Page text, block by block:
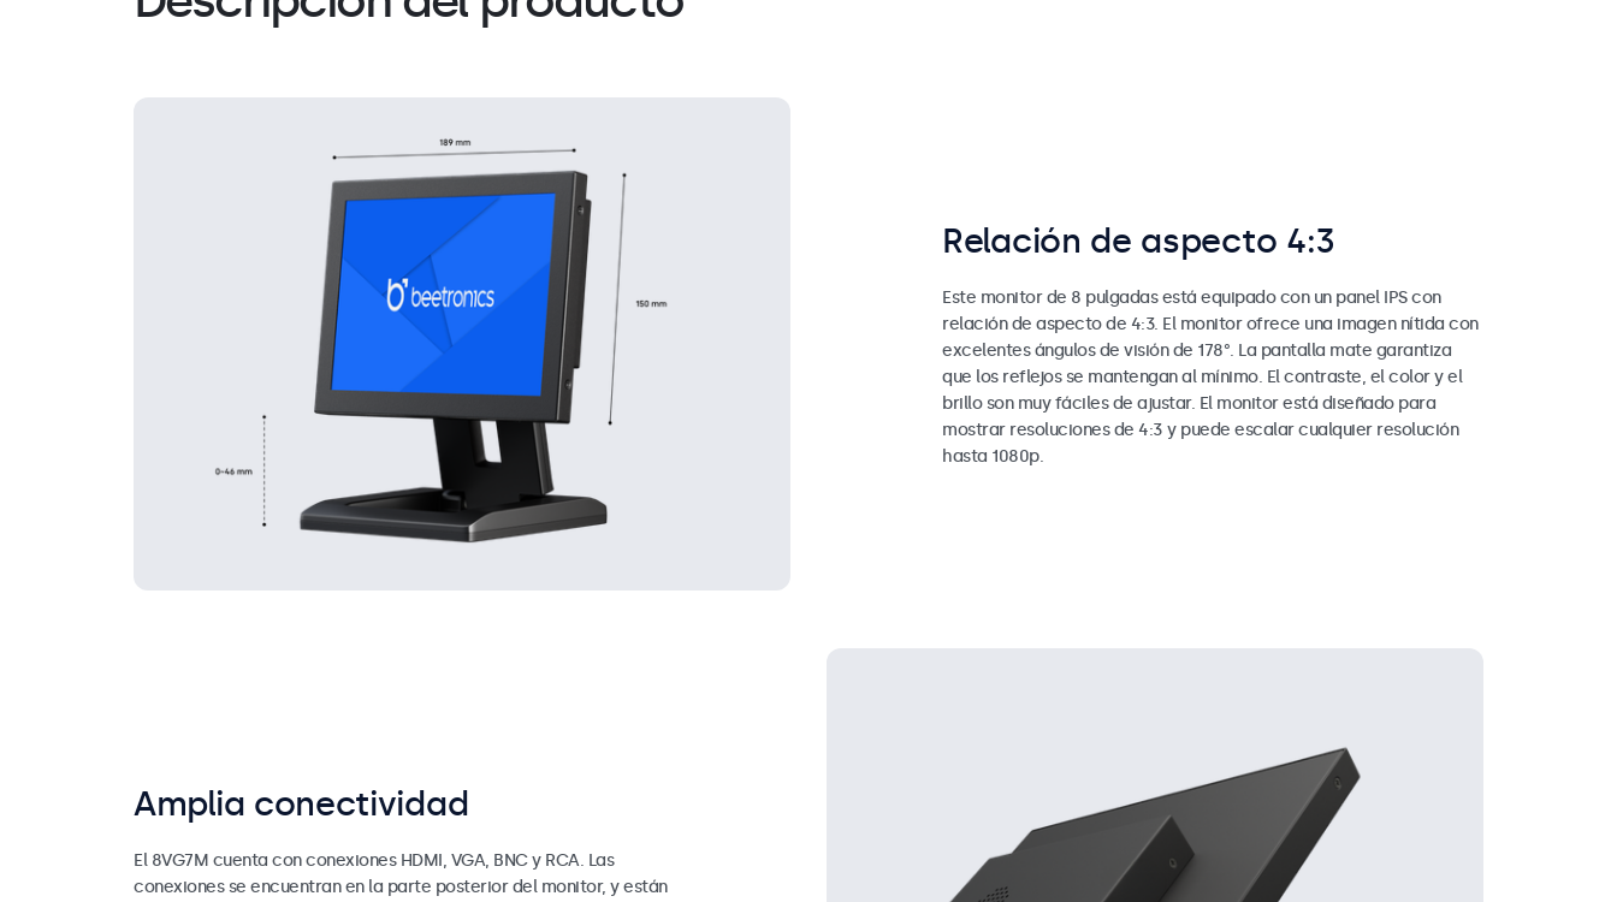
Relación de aspecto 4:3
Este monitor de 8 pulgadas está equipado con un panel IPS con
relación de aspecto de 4:3. El monitor ofrece una imagen nítida con
excelentes ángulos de visión de 178°. La pantalla mate garantiza
que los reflejos se mantengan al mínimo. El contraste, el color y el
brillo son muy fáciles de ajustar. El monitor está diseñado para
mostrar resoluciones de 4:3 y puede escalar cualquier resolución
hasta 1080p.
Amplia conectividad
El 8VG7M cuenta con conexiones HDMI, VGA, BNC y RCA. Las
conexiones se encuentran en la parte posterior del monitor, y están